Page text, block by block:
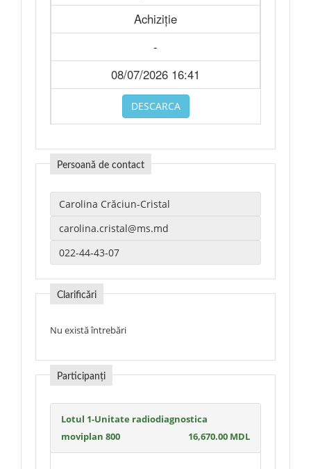
Achiziție
-
08/07/2026 16:41
DESCARCA
Persoană de contact
Clarificări
Nu există întrebări
Participanți
Lotul 1-Unitate radiodiagnostica
moviplan 800
16,670.00 MDL